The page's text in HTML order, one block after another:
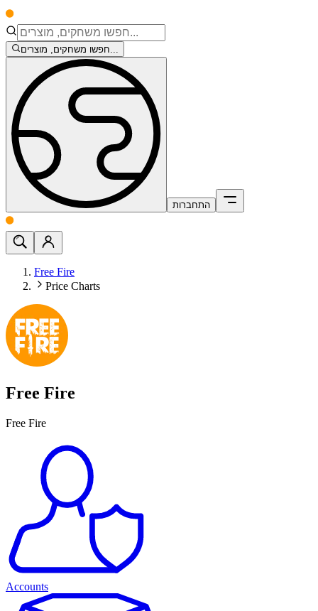
חפשו משחקים, מוצרים...
התחברות
Free Fire
Price Charts
Free Fire
Free Fire
Accounts